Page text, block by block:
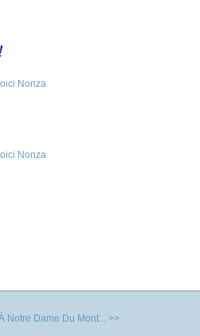
Notre Dame Du Mont... >>